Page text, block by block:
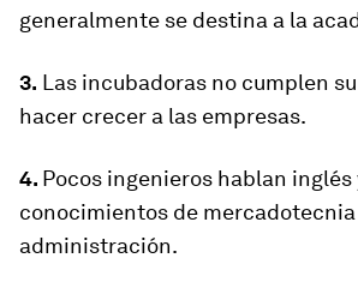
generalmente se destina a la
3. Las incubadoras no cumplen
hacer crecer a las empresas.
4. Pocos ingenieros hablan inglés
conocimientos de mercadotecnia
administración.